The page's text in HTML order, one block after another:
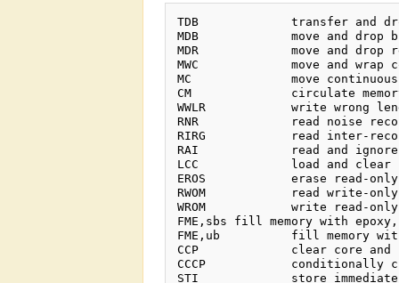
TDB		transfer and drop bits
MDB		move and drop bits
MDR		move and drop record
MWC		move and wrap core
MC 		move continuous
CM		circulate memory
WWLR		write wrong length record
RNR		read noise record
RIRG		read inter-record gap
RAI		read and ignore
LCC		load and clear core
EROS		erase read-only store
RWOM		read write-only memory
WROM		write read-only memory
FME,sbs	fill memory with epoxy, step by step
FME,ub		fill memory with epoxy, use bitblit
CCP		clear core and proceed
CCCP		conditionally clear core and proceed
STI		store immediate